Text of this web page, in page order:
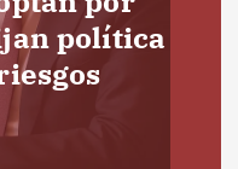
política